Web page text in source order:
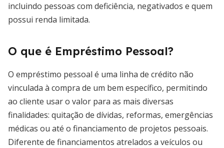
incluindo pessoas com deficiência, negativados e quem
possui renda limitada.
O que é Empréstimo Pessoal?
O empréstimo pessoal é uma linha de crédito não
vinculada à compra de um bem específico, permitindo
ao cliente usar o valor para as mais diversas
finalidades: quitação de dívidas, reformas, emergências
médicas ou até o financiamento de projetos pessoais.
Diferente de financiamentos atrelados a veículos ou